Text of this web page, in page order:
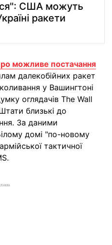
США можуть
ракети
можливе постачання
далекобійних ракет
у Вашингтоні
оглядачів The Wall
близькі до
За даними
домі "по-новому
тактичної